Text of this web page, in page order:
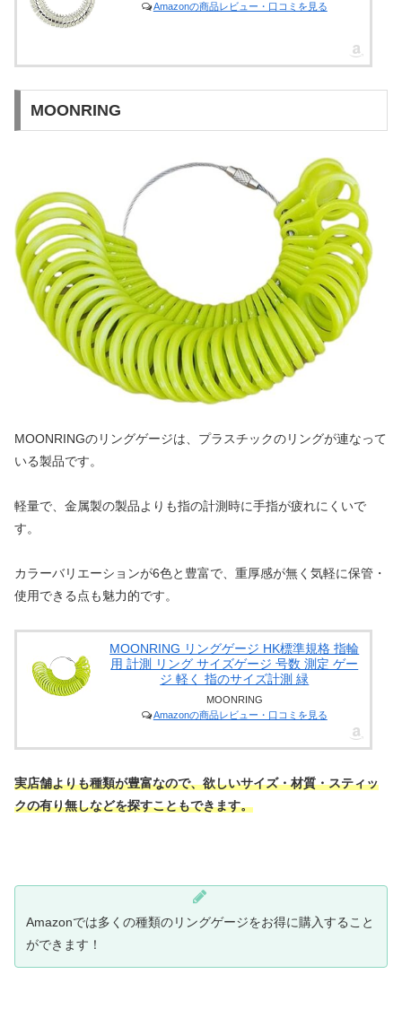
Amazonの商品レビュー・口コミを見る
MOONRING
MOONRINGのリングゲージは、プラスチックのリングが連なって
いる製品です。
軽量で、金属製の製品よりも指の計測時に手指が疲れにくいで
す。
カラーバリエーションが6色と豊富で、重厚感が無く気軽に保管・
使用できる点も魅力的です。
MOONRING リングゲージ HK標準規格 指輪
用 計測 リング サイズゲージ 号数 測定 ゲー
ジ 軽く 指のサイズ計測 緑
MOONRING
Amazonの商品レビュー・口コミを見る
実店舗よりも種類が豊富なので、欲しいサイズ・材質・スティッ
クの有り無しなどを探すこともできます。
Amazonでは多くの種類のリングゲージをお得に購入すること
ができます！